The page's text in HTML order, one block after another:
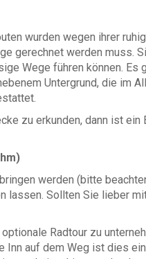
wurden wegen ihrer
gerechnet werden muss.
Wege führen können.
Untergrund, die im
zu erkunden, dann ist
werden (bitte
lassen. Sollten Sie lieber
Radtour zu
auf dem Weg ist dies